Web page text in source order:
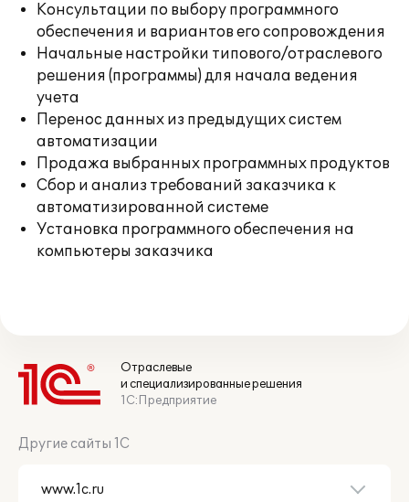
Консультации по выбору программного
обеспечения и вариантов его сопровождения
Начальные настройки типового/отраслевого
решения (программы) для начала ведения
учета
Перенос данных из предыдущих систем
автоматизации
Продажа выбранных программных продуктов
Сбор и анализ требований заказчика к
автоматизированной системе
Установка программного обеспечения на
компьютеры заказчика
Отраслевые
и специализированные решения
1С:Предприятие
Другие сайты 1С